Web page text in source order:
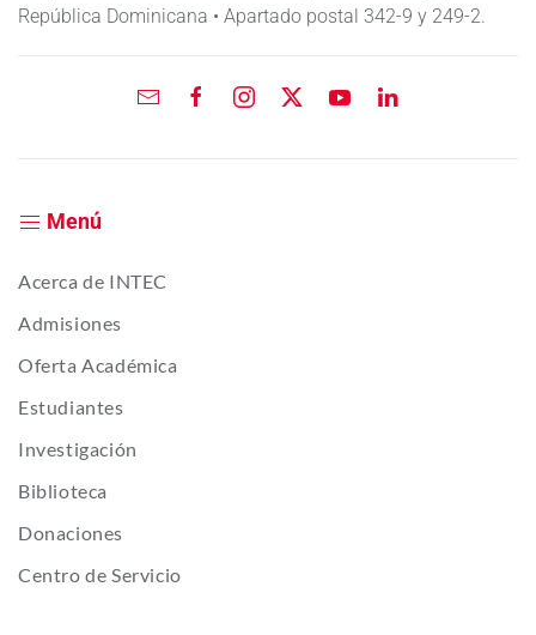
República Dominicana • Apartado postal 342-9 y 249-2.
Menú
Acerca de INTEC
Admisiones
Oferta Académica
Estudiantes
Investigación
Biblioteca
Donaciones
Centro de Servicio